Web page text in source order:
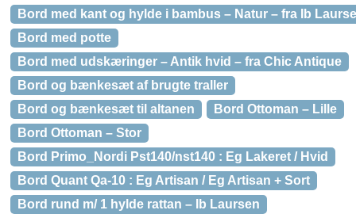
Bord med kant og hylde i bambus – Natur – fra Ib
Bord med potte
Bord med udskæringer – Antik hvid – fra Chic Antique
Bord og bænkesæt af brugte traller
Bord og bænkesæt til altanen
Bord Ottoman – Lille
Bord Ottoman – Stor
Bord Primo_Nordi Pst140/nst140 : Eg Lakeret / Hvid
Bord Quant Qa-10 : Eg Artisan / Eg Artisan + Sort
Bord rund m/ 1 hylde rattan – Ib Laursen